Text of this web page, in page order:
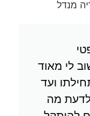
לי מאוד
ועד
לדעת מה